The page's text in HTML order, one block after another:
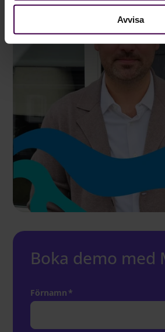
Avvisa
Boka demo med
Förnamn *